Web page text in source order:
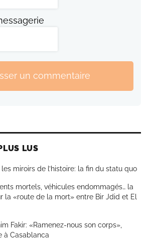
un commentaire
LUS
miroirs de l’histoire: la fin du statu quo
mortels, véhicules endommagés… la
la «route de la mort» entre Bir Jdid et El
Fakir: «Ramenez-nous son corps»,
à Casablanca